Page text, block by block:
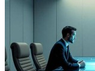
礼。他通过将绘画
视觉体验。这种体
艺术家对自然的敬